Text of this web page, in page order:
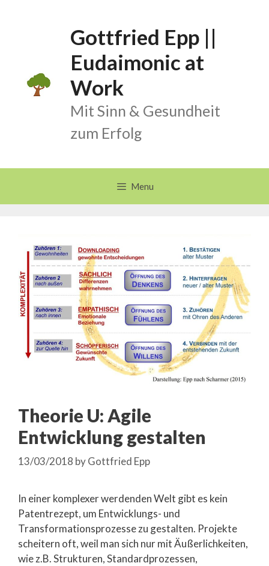
Gottfried Epp ||
Eudaimonic at
Work
Mit Sinn & Gesundheit
zum Erfolg
Menu
Theorie U: Agile
Entwicklung gestalten
13/03/2018 byGottfried Epp
In einer komplexer werdenden Welt gibt es kein
Patentrezept, um Entwicklungs- und
Transformationsprozesse zu gestalten. Projekte
scheitern oft, weil man sich nur mit Äußerlichkeiten,
wie z.B. Strukturen, Standardprozessen,